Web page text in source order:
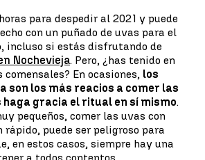
para despedir al 2021 y puede
con un puñado de uvas para el
incluso si estás disfrutando de
Nochevieja. Pero, ¿has tenido en
En ocasiones, los
son los más reacios a comer las
haga gracia el ritual en sí mismo.
pequeños, comer las uvas con
puede ser peligroso para
en estos casos, siempre hay una
a todos contentos.